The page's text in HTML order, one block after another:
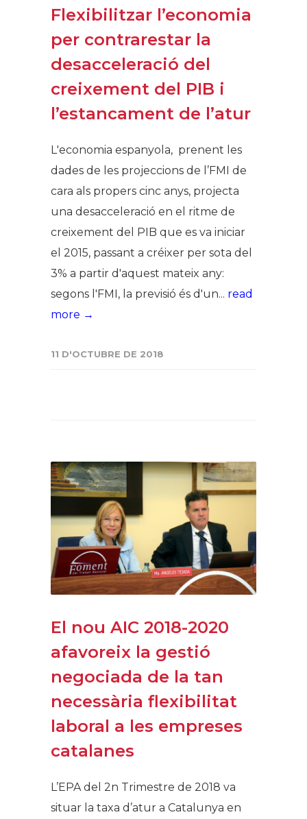
Flexibilitzar l’economia
per contrarestar la
desacceleració del
creixement del PIB i
l’estancament de l’atur
L'economia espanyola, prenent les
dades de les projeccions de l’FMI de
cara als propers cinc anys, projecta
una desacceleració en el ritme de
creixement del PIB que es va iniciar
el 2015, passant a créixer per sota del
3% a partir d'aquest mateix any:
segons l'FMI, la previsió és d'un... read
more →
11 D'OCTUBRE DE 2018
El nou AIC 2018-2020
afavoreix la gestió
negociada de la tan
necessària flexibilitat
laboral a les empreses
catalanes
L’EPA del 2n Trimestre de 2018 va
situar la taxa d’atur a Catalunya en